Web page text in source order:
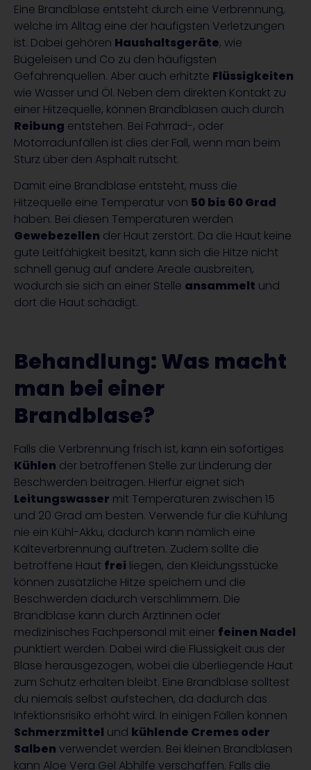
Eine Brandblase entsteht durch eine Verbrennung,
welche im Alltag eine der häufigsten Verletzungen
ist. Dabei gehören Haushaltsgeräte, wie
Bügeleisen und Co zu den häufigsten
Gefahrenquellen. Aber auch erhitzte Flüssigkeiten
wie Wasser und Öl. Neben dem direkten Kontakt zu
einer Hitzequelle, können Brandblasen auch durch
Reibung entstehen. Bei Fahrrad-, oder
Motorradunfällen ist dies der Fall, wenn man beim
Sturz über den Asphalt rutscht.
Damit eine Brandblase entsteht, muss die
Hitzequelle eine Temperatur von 50 bis 60 Grad
haben. Bei diesen Temperaturen werden
Gewebezellen der Haut zerstört. Da die Haut keine
gute Leitfähigkeit besitzt, kann sich die Hitze nicht
schnell genug auf andere Areale ausbreiten,
wodurch sie sich an einer Stelle ansammelt und
dort die Haut schädigt.
Behandlung: Was macht
man bei einer
Brandblase?
Falls die Verbrennung frisch ist, kann ein sofortiges
Kühlen der betroffenen Stelle zur Linderung der
Beschwerden beitragen. Hierfür eignet sich
Leitungswasser mit Temperaturen zwischen 15
und 20 Grad am besten. Verwende für die Kühlung
nie ein Kühl-Akku, dadurch kann nämlich eine
Kälteverbrennung auftreten. Zudem sollte die
betroffene Haut frei liegen, den Kleidungsstücke
können zusätzliche Hitze speichern und die
Beschwerden dadurch verschlimmern. Die
Brandblase kann durch ÄrztInnen oder
medizinisches Fachpersonal mit einer feinen Nadel
punktiert werden. Dabei wird die Flüssigkeit aus der
Blase herausgezogen, wobei die überliegende Haut
zum Schutz erhalten bleibt. Eine Brandblase solltest
du niemals selbst aufstechen, da dadurch das
Infektionsrisiko erhöht wird. In einigen Fällen können
Schmerzmittel und kühlende Cremes oder
Salben verwendet werden. Bei kleinen Brandblasen
kann Aloe Vera Gel Abhilfe verschaffen. Falls die